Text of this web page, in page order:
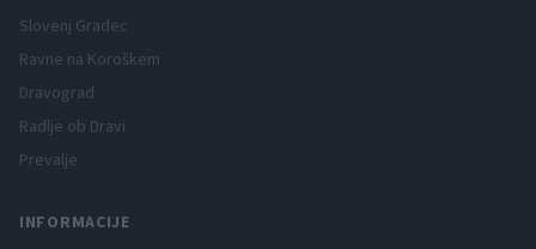
Slovenj Gradec
Ravne na Koroškem
Dravograd
Radlje ob Dravi
Prevalje
INFORMACIJE